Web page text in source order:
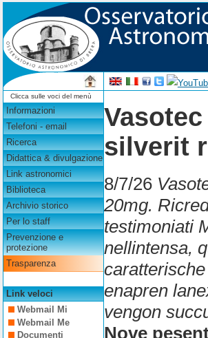
Clicca sulle voci del menù
Informazioni
Telefoni - email
Ricerca
Didattica & divulgazione
Link astronomici
Biblioteca
Archivio storico
Per lo staff
Prevenzione e
protezione
Trasparenza
Link veloci
Webmail Mi
Webmail Me
Documenti
silverit
8/7/26
20mg.
testimoniati
nellintensa,
enapren
vengon
Nove